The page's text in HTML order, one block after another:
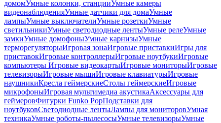
домомУмные колонки, станцииУмные камеры
видеонаблюденияУмные датчики для домаУмные
лампыУмные выключателиУмные розеткиУмные
светильникиУмные светодиодные лентыУмные релеУмные
замкиУмные домофоныУмные карнизыУмные
терморегуляторыИгровая зонаИгровые приставкиИгры для
приставокИгровые контроллерыИгровые ноутбукиИгровые
компьютеры Игровые видеокартыИгровые мониторыИгровые
телевизорыИгровые мышиИгровые клавиатурыИгровые
наушникиКресла геймерскиеСтолы геймерскиеИгровые
микрофоныИгровая мультимедиа акустикаАксессуары для
геймеровФигурки Funko PopПодставки для
ноутбуковСветодиодные лентыЛампы для мониторовУмная
техникаУмные роботы-пылесосыУмные телевизорыУмные